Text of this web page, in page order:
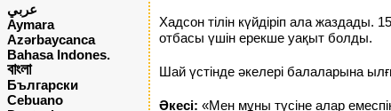
عربي
Aymara
Azərbaycanca
Bahasa Indones.
বাংলা
Български
Cebuano
Хадсон тілін күйдіріп ала
отбасы үшін ерекше уақыт болды.
Шай үстінде әкелері балаларына
Әкесі: «Мен мұны түсіне алар